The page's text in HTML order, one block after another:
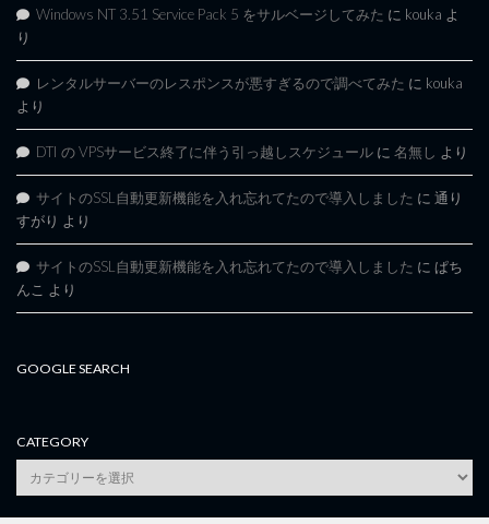
Windows NT 3.51 Service Pack 5 をサルベージしてみた に kouka よ
り
レンタルサーバーのレスポンスが悪すぎるので調べてみた に kouka
より
DTI の VPSサービス終了に伴う引っ越しスケジュール に 名無し より
サイトのSSL自動更新機能を入れ忘れてたので導入しました に 通り
すがり より
サイトのSSL自動更新機能を入れ忘れてたので導入しました に ぱち
んこ より
GOOGLE SEARCH
CATEGORY
category